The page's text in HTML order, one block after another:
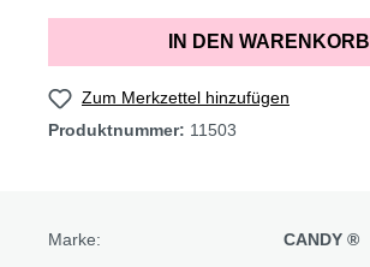
IN DEN WARENKORB
Zum Merkzettel hinzufügen
Produktnummer: 11503
Marke: CANDY ®